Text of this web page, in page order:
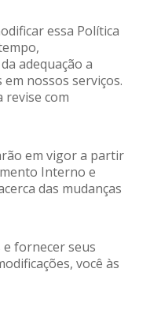
essa Política
adequação a
nossos serviços.
revise com
em vigor a partir
Interno e
das mudanças
fornecer seus
você às